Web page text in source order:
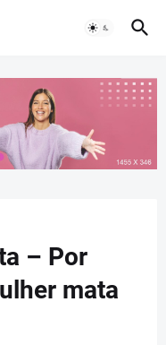
– Por
mata